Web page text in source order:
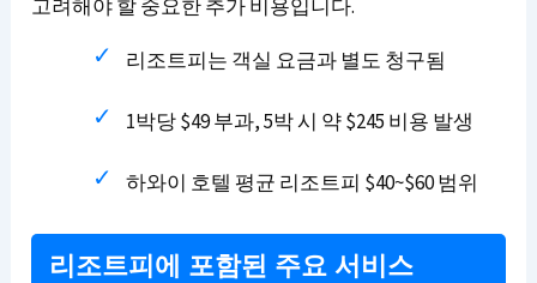
고려해야 할 중요한 추가 비용입니다.
리조트피는 객실 요금과 별도 청구됨
1박당 $49 부과, 5박 시 약 $245 비용 발생
하와이 호텔 평균 리조트피 $40~$60 범위
리조트피에 포함된 주요 서비스